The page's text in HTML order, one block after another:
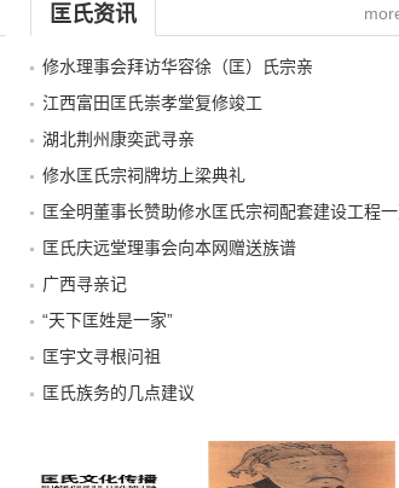
匡氏资讯
修水理事会拜访华容徐（匡）氏宗亲
江西富田匡氏崇孝堂复修竣工
湖北荆州康奕武寻亲
修水匡氏宗祠牌坊上梁典礼
匡全明董事长赞助修水匡氏宗祠配套建设工程
匡氏庆远堂理事会向本网赠送族谱
广西寻亲记
“天下匡姓是一家”
匡宇文寻根问祖
匡氏族务的几点建议